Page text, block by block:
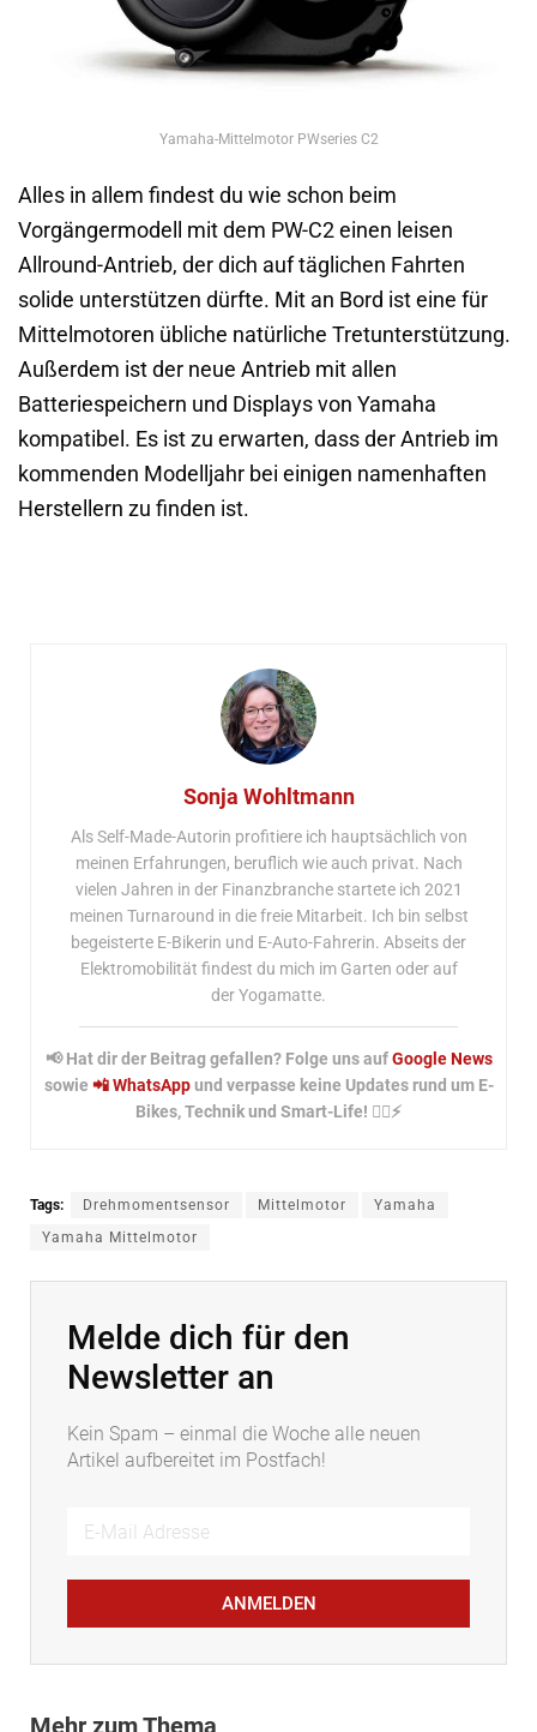
Yamaha-Mittelmotor PWseries C2
Alles in allem findest du wie schon beim
Vorgängermodell mit dem PW-C2 einen leisen
Allround-Antrieb, der dich auf täglichen Fahrten
solide unterstützen dürfte. Mit an Bord ist eine für
Mittelmotoren übliche natürliche Tretunterstützung.
Außerdem ist der neue Antrieb mit allen
Batteriespeichern und Displays von Yamaha
kompatibel. Es ist zu erwarten, dass der Antrieb im
kommenden Modelljahr bei einigen namenhaften
Herstellern zu finden ist.
Sonja Wohltmann
Als Self-Made-Autorin profitiere ich hauptsächlich von
meinen Erfahrungen, beruflich wie auch privat. Nach
vielen Jahren in der Finanzbranche startete ich 2021
meinen Turnaround in die freie Mitarbeit. Ich bin selbst
begeisterte E-Bikerin und E-Auto-Fahrerin. Abseits der
Elektromobilität findest du mich im Garten oder auf
der Yogamatte.
📢 Hat dir der Beitrag gefallen? Folge uns aufGoogle News
sowie 📲 WhatsAppund verpasse keine Updates rund um E-
Bikes, Technik und Smart-Life! 🚴‍♂️⚡
Tags: Drehmomentsensor Mittelmotor
Yamaha
Yamaha Mittelmotor
Melde dich für den
Newsletter an
Kein Spam – einmal die Woche alle neuen
Artikel aufbereitet im Postfach!
ANMELDEN
Mehr zum Thema